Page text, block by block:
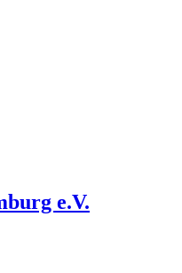
e.V.